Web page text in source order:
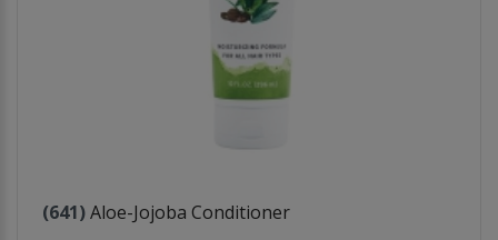
(641)Aloe-Jojoba Conditioner